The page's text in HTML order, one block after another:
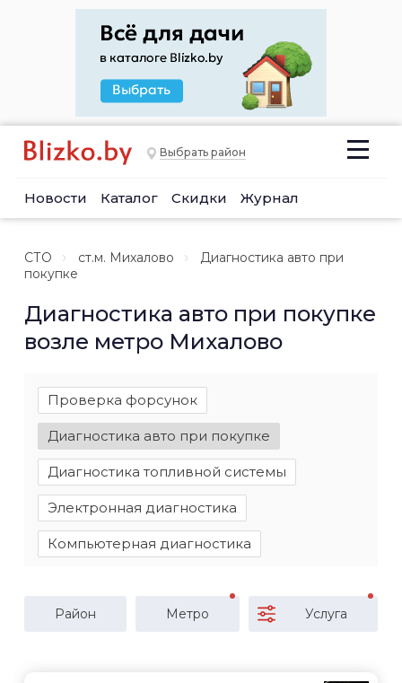
Выбрать район
Новости Каталог Скидки Журнал
СТО ст.м. Михалово
Диагностика авто при
покупке
Диагностика авто при покупке
возле метро Михалово
Проверка форсунок
Диагностика авто при покупке
Диагностика топливной системы
Электронная диагностика
Компьютерная диагностика
Район Метро Услуга